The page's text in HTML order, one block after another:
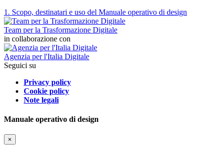
1. Scopo, destinatari e uso del Manuale operativo di design
Team per la Trasformazione Digitale
in collaborazione con
Agenzia per l'Italia Digitale
Seguici su
Privacy policy
Cookie policy
Note legali
Manuale operativo di design
×